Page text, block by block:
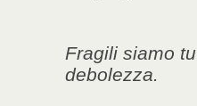
Fragili siamo
debolezza.